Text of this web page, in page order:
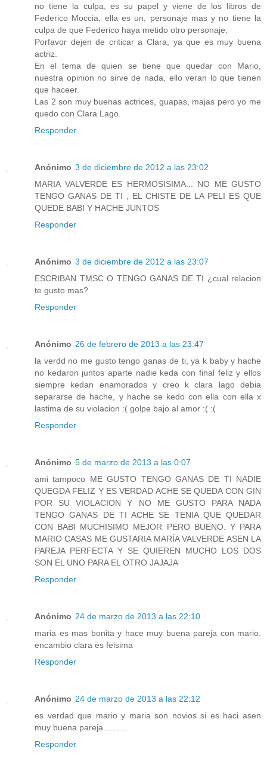
no tiene la culpa, es su papel y viene de los libros de
Federico Moccia, ella es un, personaje mas y no tiene la
culpa de que Federico haya metido otro personaje.
Porfavor dejen de criticar a Clara, ya que es muy buena
actriz.
En el tema de quien se tiene que quedar con Mario,
nuestra opinion no sirve de nada, ello veran lo que tienen
que haceer.
Las 2 son muy buenas actrices, guapas, majas pero yo me
quedo con Clara Lago.
Responder
Anónimo 3 de diciembre de 2012 a las 23:02
MARIA VALVERDE ES HERMOSISIMA... NO ME GUSTO
TENGO GANAS DE TI , EL CHISTE DE LA PELI ES QUE
QUEDE BABI Y HACHE JUNTOS
Responder
Anónimo 3 de diciembre de 2012 a las 23:07
ESCRIBAN TMSC O TENGO GANAS DE TI ¿cual relacion
te gusto mas?
Responder
Anónimo 26 de febrero de 2013 a las 23:47
la verdd no me gusto tengo ganas de ti, ya k baby y hache
no kedaron juntos aparte nadie keda con final feliz y ellos
siempre kedan enamorados y creo k clara lago debia
separarse de hache, y hache se kedo con ella con ella x
lastima de su violacion :( golpe bajo al amor :( :(
Responder
Anónimo 5 de marzo de 2013 a las 0:07
ami tampoco ME GUSTO TENGO GANAS DE TI NADIE
QUEGDA FELIZ Y ES VERDAD ACHE SE QUEDA CON GIN
POR SU VIOLACION Y NO ME GUSTO PARA NADA
TENGO GANAS DE TI ACHE SE TENIA QUE QUEDAR
CON BABI MUCHISIMO MEJOR PERO BUENO. Y PARA
MARIO CASAS ME GUSTARIA MARÍA VALVERDE ASEN LA
PAREJA PERFECTA Y SE QUIEREN MUCHO LOS DOS
SON EL UNO PARA EL OTRO JAJAJA
Responder
Anónimo 24 de marzo de 2013 a las 22:10
maria es mas bonita y hace muy buena pareja con mario.
encambio clara es feisima
Responder
Anónimo 24 de marzo de 2013 a las 22:12
es verdad que mario y maria son novios si es haci asen
muy buena pareja..........
Responder